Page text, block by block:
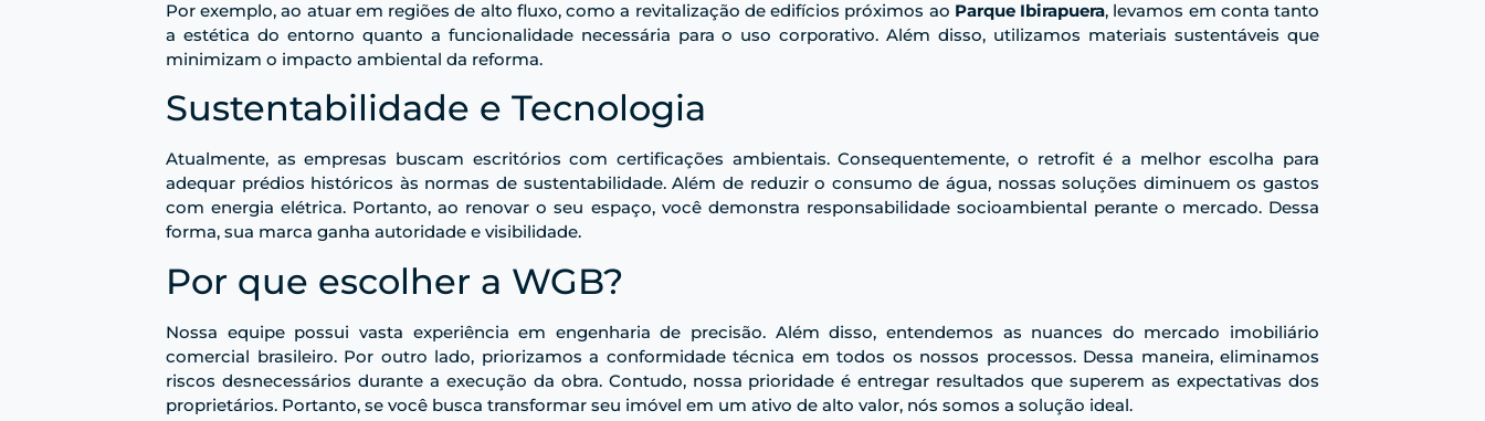
Por exemplo, ao atuar em regiões de alto fluxo, como a revitalização de edifícios próximos ao Parque Ibirapuera, levamos em conta tanto
a estética do entorno quanto a funcionalidade necessária para o uso corporativo. Além disso, utilizamos materiais sustentáveis que
minimizam o impacto ambiental da reforma.
Sustentabilidade e Tecnologia
Atualmente, as empresas buscam escritórios com certificações ambientais. Consequentemente, o retrofit é a melhor escolha para
adequar prédios históricos às normas de sustentabilidade. Além de reduzir o consumo de água, nossas soluções diminuem os gastos
com energia elétrica. Portanto, ao renovar o seu espaço, você demonstra responsabilidade socioambiental perante o mercado. Dessa
forma, sua marca ganha autoridade e visibilidade.
Por que escolher a WGB?
Nossa equipe possui vasta experiência em engenharia de precisão. Além disso, entendemos as nuances do mercado imobiliário
comercial brasileiro. Por outro lado, priorizamos a conformidade técnica em todos os nossos processos. Dessa maneira, eliminamos
riscos desnecessários durante a execução da obra. Contudo, nossa prioridade é entregar resultados que superem as expectativas dos
proprietários. Portanto, se você busca transformar seu imóvel em um ativo de alto valor, nós somos a solução ideal.